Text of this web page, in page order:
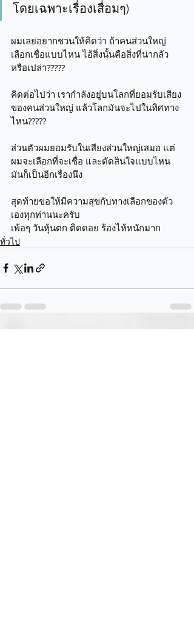
โดยเฉพาะเรื่องเสื่อมๆ)
ผมเลยอยากชวนให้คิดว่า ถ้าคนส่วนใหญ่
เลือกเชื่อแบบไหน ไอ้สิ่งนั้นคือสิ่งที่น่ากลัว
หรือเปล่า?????
คิดต่อไปว่า เรากำลังอยู่บนโลกที่ยอมรับเสียง
ของคนส่วนใหญ่ แล้วโลกมันจะไปในทิศทาง
ไหน?????
ส่วนตัวผมยอมรับในเสียงส่วนใหญ่เสมอ แต่
ผมจะเลือกที่จะเชื่อ และตัดสินใจแบบไหน
มันก็เป็นอีกเรื่องนึง
สุดท้ายขอให้มีความสุขกับทางเลือกของตัว
เองทุกท่านนะครับ
เพ้อๆ วันหุ้นตก ติดดอย ร้องไห้หนักมาก
ทั่วไป